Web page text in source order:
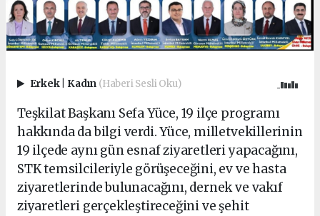
Erkek Kadın (Haberi Sesli Oku)
Teşkilat Başkanı Sefa Yüce, 19 ilçe programı
hakkında da bilgi verdi. Yüce, milletvekillerinin
19 ilçede aynı gün esnaf ziyaretleri yapacağını,
STK temsilcileriyle görüşeceğini, ev ve hasta
ziyaretlerinde bulunacağını, dernek ve vakıf
ziyaretleri gerçekleştireceğini ve şehit